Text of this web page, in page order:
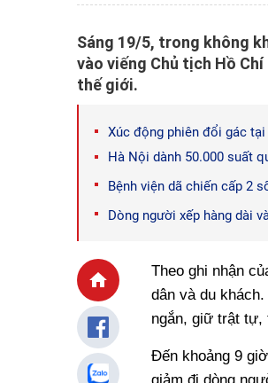
Sáng 19/5, trong không
vào viếng Chủ tịch Hồ
thế giới.
Xúc động phiên đổi gác
Hà Nội dành 50.000 suất
Bệnh viện dã chiến cấp 2
Dòng người xếp hàng dài
Theo ghi nhận
dân và du
ngắn, giữ trật tự,
Đến khoảng 9